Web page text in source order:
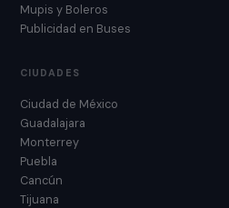
Mupis y Boleros
Publicidad en Buses
CIUDADES
Ciudad de México
Guadalajara
Monterrey
Puebla
Cancún
Tijuana